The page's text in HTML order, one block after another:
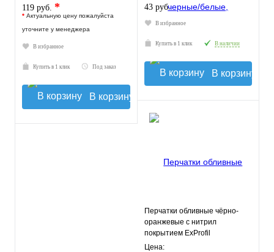
119 руб. *
* Актуальную цену пожалуйста
уточните у менеджера
В избранное
Купить в 1 клик Под заказ
В корзину
43 руб.
В избранное
Купить в 1 клик В наличии
В корзину
Перчатки обливные чёрно-
оранжевые с нитрил
покрытием ExProfil
Цена: